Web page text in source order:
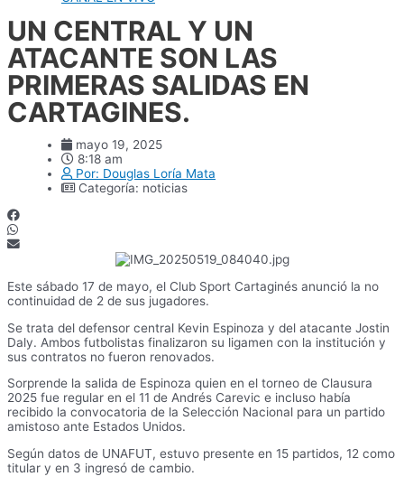
UN CENTRAL Y UN
ATACANTE SON LAS
PRIMERAS SALIDAS EN
CARTAGINES.
mayo 19, 2025
8:18 am
Por: Douglas Loría Mata
Categoría: noticias
Este sábado 17 de mayo, el Club Sport Cartaginés anunció la no
continuidad de 2 de sus jugadores.
Se trata del defensor central Kevin Espinoza y del atacante Jostin
Daly. Ambos futbolistas finalizaron su ligamen con la institución y
sus contratos no fueron renovados.
Sorprende la salida de Espinoza quien en el torneo de Clausura
2025 fue regular en el 11 de Andrés Carevic e incluso había
recibido la convocatoria de la Selección Nacional para un partido
amistoso ante Estados Unidos.
Según datos de UNAFUT, estuvo presente en 15 partidos, 12 como
titular y en 3 ingresó de cambio.